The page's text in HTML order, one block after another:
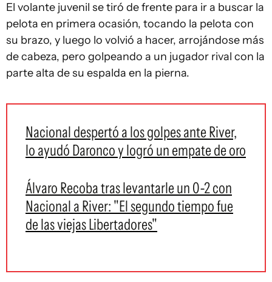
El volante juvenil se tiró de frente para ir a buscar la
pelota en primera ocasión, tocando la pelota con
su brazo, y luego lo volvió a hacer, arrojándose más
de cabeza, pero golpeando a un jugador rival con la
parte alta de su espalda en la pierna.
Nacional despertó a los golpes ante River,
lo ayudó Daronco y logró un empate de oro
Álvaro Recoba tras levantarle un 0-2 con
Nacional a River: "El segundo tiempo fue
de las viejas Libertadores"